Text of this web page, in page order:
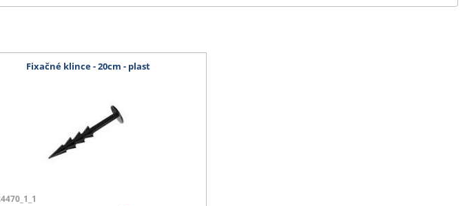
Fixačné klince - 20cm - plast